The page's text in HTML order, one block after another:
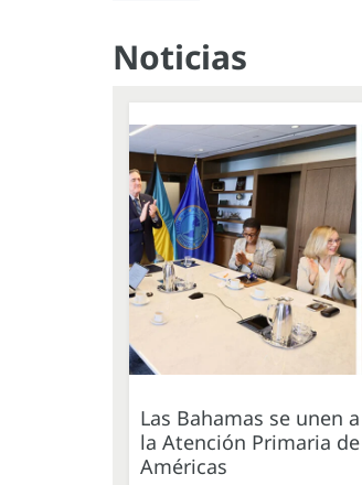
Noticias
Las Bahamas se unen
la Atención Primaria
Américas